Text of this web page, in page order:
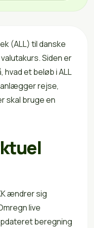
(ALL) til danske
Siden er
et beløb i ALL
rejse,
skal bruge en
ændrer sig
live
beregning